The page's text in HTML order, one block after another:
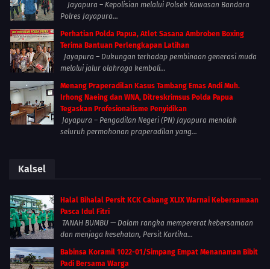
Jayapura – Kepolisian melalui Polsek Kawasan Bandara
Polres Jayapura...
Perhatian Polda Papua, Atlet Sasana Ambroben Boxing
Terima Bantuan Perlengkapan Latihan
Jayapura – Dukungan terhadap pembinaan generasi muda
melalui jalur olahraga kembali...
Menang Praperadilan Kasus Tambang Emas Andi Muh.
Irhong Naeing dan WNA, Ditreskrimsus Polda Papua
Tegaskan Profesionalisme Penyidikan
Jayapura – Pengadilan Negeri (PN) Jayapura menolak
seluruh permohonan praperadilan yang...
Kalsel
Halal Bihalal Persit KCK Cabang XLIX Warnai Kebersamaan
Pasca Idul Fitri
TANAH BUMBU — Dalam rangka mempererat kebersamaan
dan menjaga kesehatan, Persit Kartika...
Babinsa Koramil 1022-01/Simpang Empat Menanaman Bibit
Padi Bersama Warga